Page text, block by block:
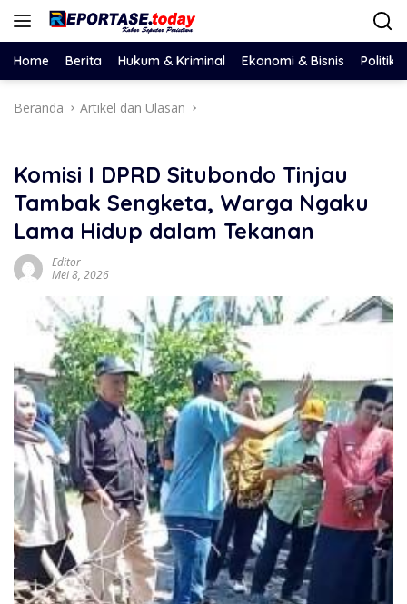
Langsung
Home Berita Hukum & Kriminal Ekonomi & Bisnis Politik
Beranda Artikel dan Ulasan
Komisi I DPRD Situbondo Tinjau
Tambak Sengketa, Warga Ngaku
Lama Hidup dalam Tekanan
Editor
Mei 8, 2026